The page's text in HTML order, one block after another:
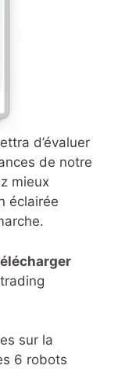
d’évaluer
de notre
mieux
éclairée
sur la
6 robots